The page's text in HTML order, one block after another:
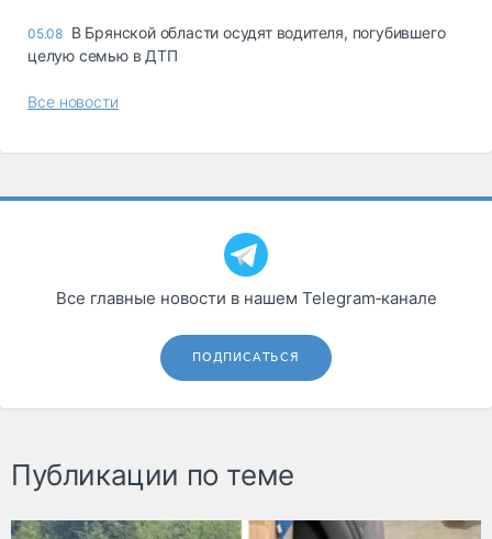
05.08 В Брянской области осудят водителя, погубившего
целую семью в ДТП
Все новости
Все главные новости в нашем Telegram‑канале
ПОДПИСАТЬСЯ
Публикации по теме